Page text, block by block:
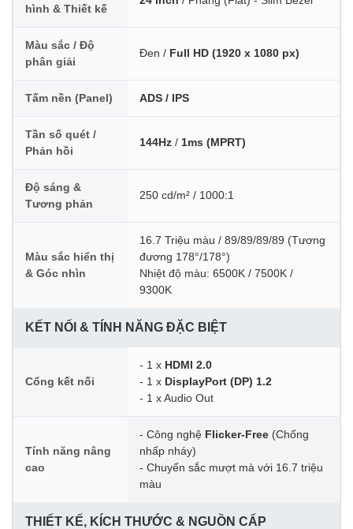
hình & Thiết kế
Màu sắc / Độ
phân giải
Đen / Full HD (1920 x 1080 px)
Tấm nền (Panel) ADS / IPS
Tần số quét /
Phản hồi
144Hz / 1ms (MPRT)
Độ sáng &
Tương phản
250 cd/m² / 1000:1
Màu sắc hiển thị
& Góc nhìn
16.7 Triệu màu / 89/89/89/89 (Tương
đương 178°/178°)
Nhiệt độ màu: 6500K / 7500K /
9300K
KẾT NỐI & TÍNH NĂNG ĐẶC BIỆT
Cổng kết nối
- 1 x HDMI 2.0
- 1 x DisplayPort (DP) 1.2
- 1 x Audio Out
Tính năng nâng
cao
- Công nghệ Flicker-Free (Chống
nhấp nháy)
- Chuyển sắc mượt mà với 16.7 triệu
màu
THIẾT KẾ, KÍCH THƯỚC & NGUỒN CẤP